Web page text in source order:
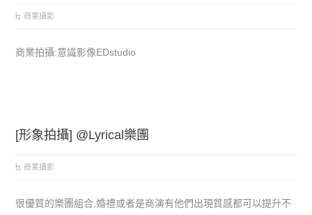
商業攝影
商業拍攝:意識影像EDstudio
[形象拍攝] @Lyrical樂團
商業攝影
很優質的樂團組合,婚禮或者是商演有他們出現質感都可以提升不